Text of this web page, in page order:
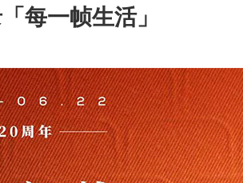
每一帧生活」